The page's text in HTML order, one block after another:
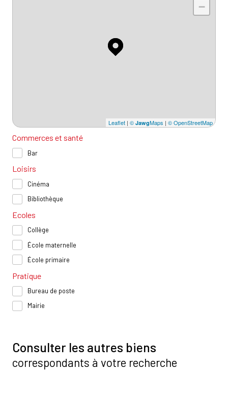
−
Leaflet | © JawgMaps | © OpenStreetMap
Commerces et santé
Bar
Loisirs
Cinéma
Bibliothèque
Ecoles
Collège
École maternelle
École primaire
Pratique
Bureau de poste
Mairie
Consulter les autres biens
correspondants à votre recherche